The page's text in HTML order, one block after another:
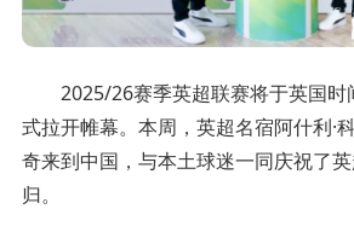
2025/26赛季英超联赛将于英国时
式拉开帷幕。本周，英超名宿阿什利·
奇来到中国，与本土球迷一同庆祝了
归。